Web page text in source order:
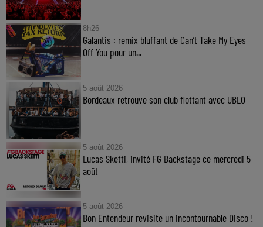
8h26
Galantis : remix bluffant de Can’t Take My Eyes
Off You pour un...
5 août 2026
Bordeaux retrouve son club flottant avec UBLO
5 août 2026
Lucas Sketti, invité FG Backstage ce mercredi 5
août
5 août 2026
Bon Entendeur revisite un incontournable Disco !